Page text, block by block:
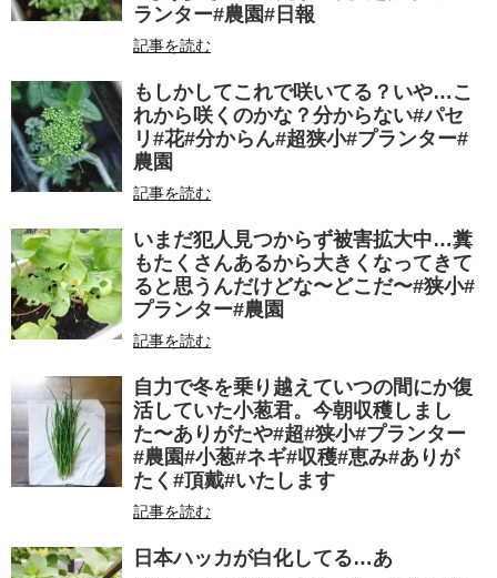
ランター#農園#日報
記事を読む
もしかしてこれで咲いてる？いや…こ
れから咲くのかな？分からない#パセ
リ#花#分からん#超狭小#プランター#
農園
記事を読む
いまだ犯人見つからず被害拡大中…糞
もたくさんあるから大きくなってきて
ると思うんだけどな〜どこだ〜#狭小#
プランター#農園
記事を読む
自力で冬を乗り越えていつの間にか復
活していた小葱君。今朝収穫しまし
た〜ありがたや#超#狭小#プランター
#農園#小葱#ネギ#収穫#恵み#ありが
たく#頂戴#いたします
記事を読む
日本ハッカが白化してる…あ